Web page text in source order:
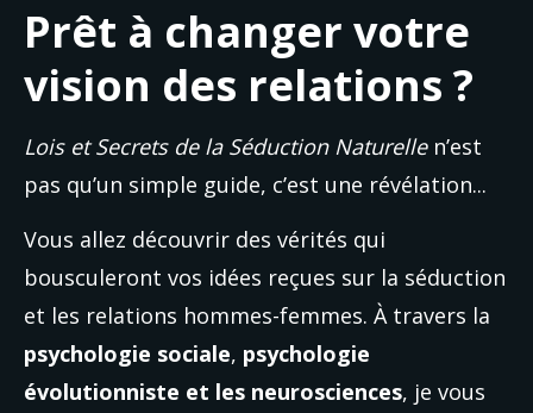
Prêt à changer votre
vision des relations ?
Lois et Secrets de la Séduction Naturelle n’est
pas qu’un simple guide, c’est une révélation...
Vous allez découvrir des vérités qui
bousculeront vos idées reçues sur la séduction
psychologie sociale, psychologie
évolutionniste et les neurosciences, je vous